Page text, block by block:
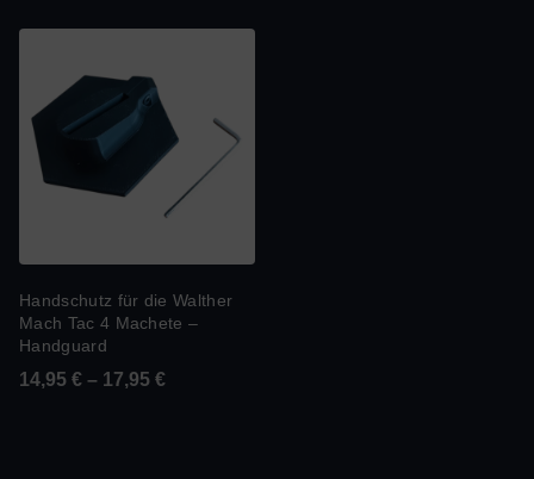
Handschutz für die Walther
Mach Tac 4 Machete –
Handguard
14,95 € – 17,95 €